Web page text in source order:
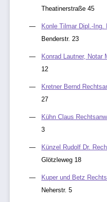
Theatinerstraße 45
Konle Tilmar Dipl.-Ing.
Benderstr. 23
Konrad Lautner, Notar
12
Kretner Bernd
27
Kühn Claus
3
Künzel Rudolf Dr.
Glötzleweg 18
Kuper und Betz
Neherstr. 5